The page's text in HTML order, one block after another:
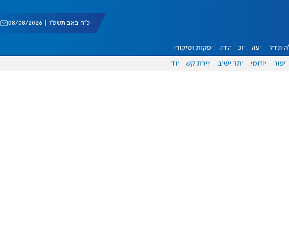
כ"ה באב תשפ"ו | 08/08/2026
ונדל"ן דעות אוכל יהדות הפקות וסיקורים
ספורט פורומים אתר ישיבה יצירת קשר עוד